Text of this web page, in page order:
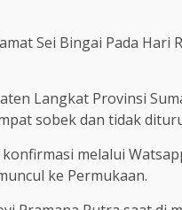
Sei Bingai Pada
Langkat Provinsi
sobek dan tidak
konfirmasi melalui
ke Permukaan.